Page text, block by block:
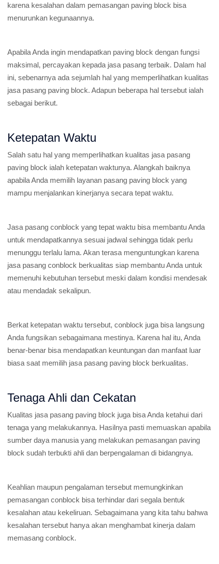
karena kesalahan dalam pemasangan paving block bisa
menurunkan kegunaannya.
Apabila Anda ingin mendapatkan paving block dengan fungsi
maksimal, percayakan kepada jasa pasang terbaik. Dalam hal
ini, sebenarnya ada sejumlah hal yang memperlihatkan kualitas
jasa pasang paving block. Adapun beberapa hal tersebut ialah
sebagai berikut.
Ketepatan Waktu
Salah satu hal yang memperlihatkan kualitas jasa pasang
paving block ialah ketepatan waktunya. Alangkah baiknya
apabila Anda memilih layanan pasang paving block yang
mampu menjalankan kinerjanya secara tepat waktu.
Jasa pasang conblock yang tepat waktu bisa membantu Anda
untuk mendapatkannya sesuai jadwal sehingga tidak perlu
menunggu terlalu lama. Akan terasa menguntungkan karena
jasa pasang conblock berkualitas siap membantu Anda untuk
memenuhi kebutuhan tersebut meski dalam kondisi mendesak
atau mendadak sekalipun.
Berkat ketepatan waktu tersebut, conblock juga bisa langsung
Anda fungsikan sebagaimana mestinya. Karena hal itu, Anda
benar-benar bisa mendapatkan keuntungan dan manfaat luar
biasa saat memilih jasa pasang paving block berkualitas.
Tenaga Ahli dan Cekatan
Kualitas jasa pasang paving block juga bisa Anda ketahui dari
tenaga yang melakukannya. Hasilnya pasti memuaskan apabila
sumber daya manusia yang melakukan pemasangan paving
block sudah terbukti ahli dan berpengalaman di bidangnya.
Keahlian maupun pengalaman tersebut memungkinkan
pemasangan conblock bisa terhindar dari segala bentuk
kesalahan atau kekeliruan. Sebagaimana yang kita tahu bahwa
kesalahan tersebut hanya akan menghambat kinerja dalam
memasang conblock.